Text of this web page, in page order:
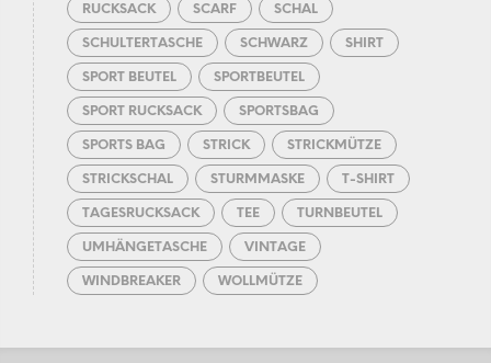
RUCKSACK SCARF SCHAL
SCHULTERTASCHE SCHWARZ SHIRT
SPORT BEUTEL SPORTBEUTEL
SPORT RUCKSACK SPORTSBAG
SPORTS BAG STRICK STRICKMÜTZE
STRICKSCHAL STURMMASKE T-SHIRT
TAGESRUCKSACK TEE TURNBEUTEL
UMHÄNGETASCHE VINTAGE
WINDBREAKER WOLLMÜTZE